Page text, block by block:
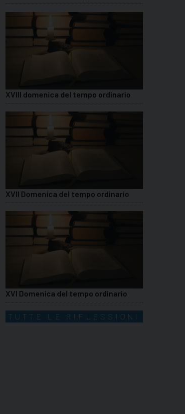
XVIII domenica del tempo ordinario
XVII Domenica del tempo ordinario
XVI Domenica del tempo ordinario
TUTTE LE RIFLESSIONI